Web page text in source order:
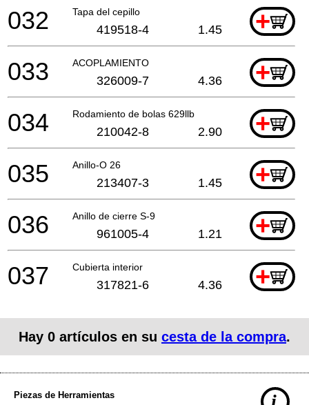
Tapa del cepillo +
032 419518-4 1.45
ACOPLAMIENTO +
033 326009-7 4.36
Rodamiento de bolas 629llb +
034 210042-8 2.90
Anillo-O 26 +
035 213407-3 1.45
Anillo de cierre S-9 +
036 961005-4 1.21
Cubierta interior +
037 317821-6 4.36
Hay 0 artículos en su cesta de la compra.
Piezas de Herramientas